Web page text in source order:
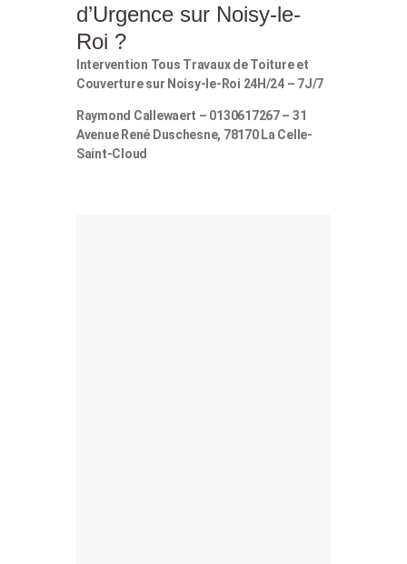
d’Urgence sur Noisy-le-
Roi ?
Intervention Tous Travaux de Toiture et
Couverture sur Noisy-le-Roi 24H/24 – 7J/7
Raymond Callewaert – 0130617267 – 31
Avenue René Duschesne, 78170 La Celle-
Saint-Cloud